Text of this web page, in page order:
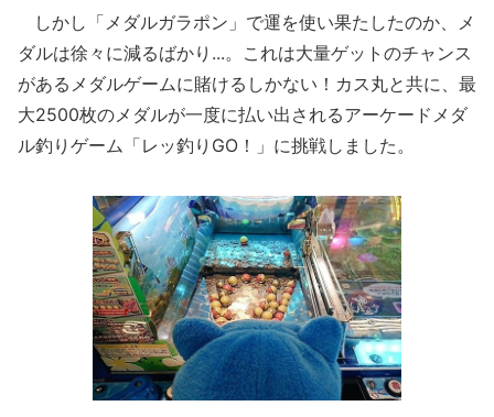
しかし「メダルガラポン」で運を使い果たしたのか、メ
ダルは徐々に減るばかり...。これは大量ゲットのチャンス
があるメダルゲームに賭けるしかない！カス丸と共に、最
大2500枚のメダルが一度に払い出されるアーケードメダ
ル釣りゲーム「レッ釣りGO！」に挑戦しました。